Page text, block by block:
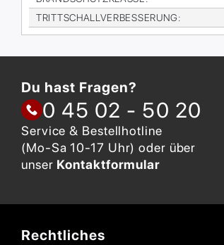
TRITT­SCHALL­VER­BES­SE­RUNG:
Du hast Fragen?
0 45 02 - 50 20
Service & Bestellhotline
(Mo-Sa 10-17 Uhr) oder über
unser Kontaktformular
Rechtliches